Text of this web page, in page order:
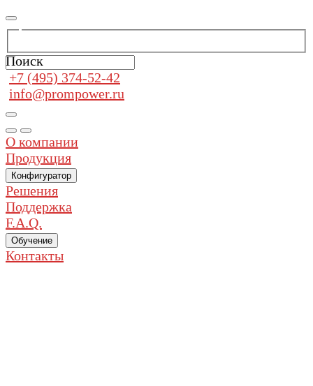
Поиск
+7 (495) 374-52-42
info@prompower.ru
О компании
Продукция
Конфигуратор
Решения
Поддержка
F.A.Q.
Обучение
Контакты